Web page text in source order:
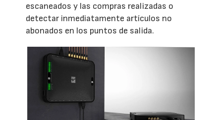
escaneados y las compras realizadas o
detectar inmediatamente artículos no
abonados en los puntos de salida.